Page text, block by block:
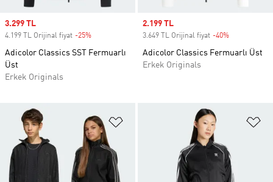
Sale price
3.299 TL
4.199 TL Orijinal fiyat -25%
Adicolor Classics SST Fermuarlı
Üst
Erkek Originals
Sale price
2.199 TL
3.649 TL Orijinal fiyat -40%
Adicolor Classics Fermuarlı Üst
Erkek Originals
Favori Listesine Ekle